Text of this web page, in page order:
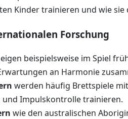
Kinder trainieren und wie sie
Forschung
beispielsweise im Spiel
an Harmonie
werden häufig Brettspiele
Impulskontrolle trainieren.
wie den australischen